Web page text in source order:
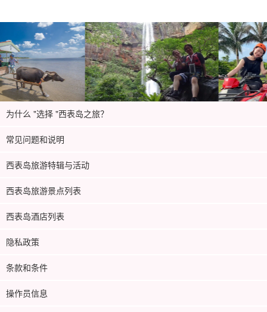
为什么 "选择 "西表岛之旅？
常见问题和说明
西表岛旅游特辑与活动
西表岛旅游景点列表
西表岛酒店列表
隐私政策
条款和条件
操作员信息